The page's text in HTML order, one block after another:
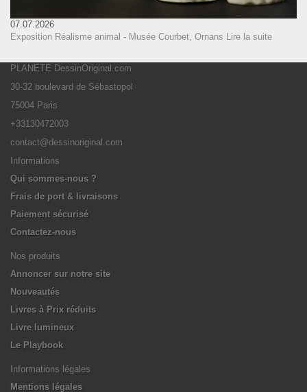
07.07.2026
Exposition Réalisme animal - Musée Courbet, Ornans Lire la suite
PLANETE DessinOriginal.com
30-32 boulevard de Sébastopol
75004 Paris
+33130472003
contact@dessinoriginal.com
Informations
Qui sommes-nous ?
Frais de port & livraisons
Paiement sécurisé
Contactez-nous
Nos produits
Annoncer sur notre site
Nouveautés
Livres à Prix réduits
Livre lumineux
Le Playbook
Informations légales
Mentions légales